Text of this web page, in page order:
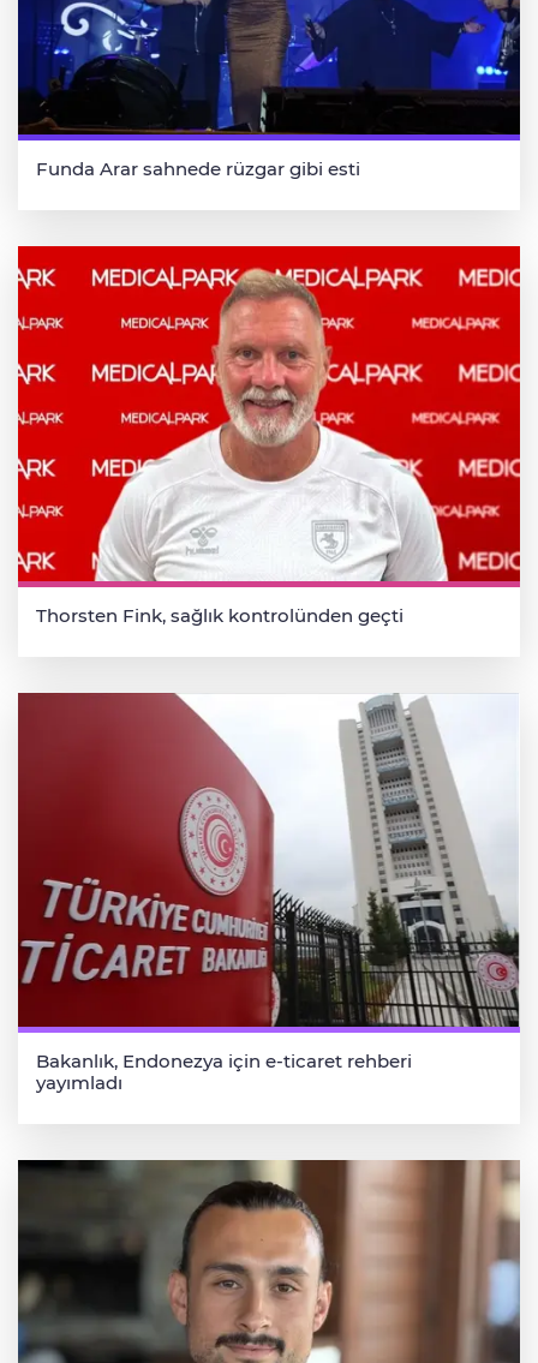
Funda Arar sahnede rüzgar gibi esti
Thorsten Fink, sağlık kontrolünden geçti
Bakanlık, Endonezya için e-ticaret rehberi
yayımladı